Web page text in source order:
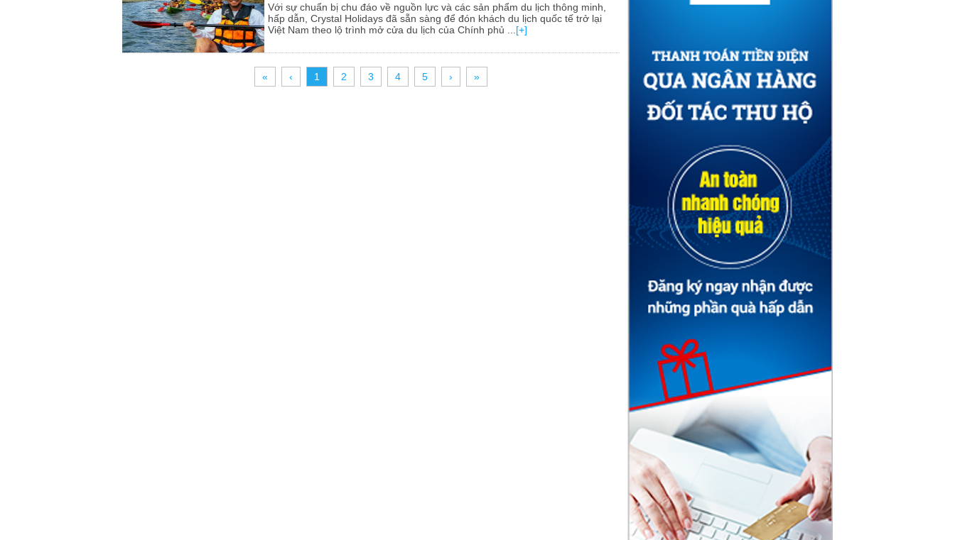
Với sự chuẩn bị chu đáo về nguồn lực và các sản phẩm du lịch thông minh,
hấp dẫn, Crystal Holidays đã sẵn sàng để đón khách du lịch quốc tế trở lại
Việt Nam theo lộ trình mở cửa du lịch của Chính phủ ... [+]
« ‹ 1 2 3 4 5 › »